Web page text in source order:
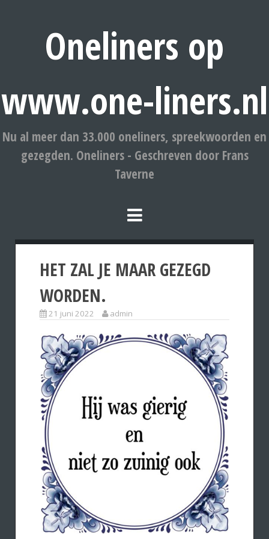
Oneliners op
www.one-liners.nl
Nu al meer dan 33.000 oneliners, spreekwoorden en
gezegden. Oneliners - Geschreven door Frans
Taverne
HET ZAL JE MAAR GEZEGD
WORDEN.
21 juni 2022 admin